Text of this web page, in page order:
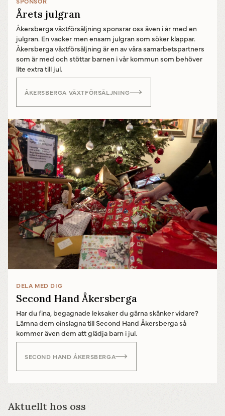
Årets julgran
Åkersberga växtförsäljning sponsrar oss även i år med en
julgran. En vacker men ensam julgran som söker klappar.
Åkersberga växtförsäljning är en av våra samarbetspartners
som är med och stöttar barnen i vår kommun som behöver
lite extra till jul.
ÅKERSBERGA VÄXTFÖRSÄLJNING
DELA MED DIG
Second Hand Åkersberga
Har du fina, begagnade leksaker du gärna skänker vidare?
Lämna dem oinslagna till Second Hand Åkersberga så
kommer även dem att glädja barn i jul.
SECOND HAND ÅKERSBERGA
Aktuellt hos oss